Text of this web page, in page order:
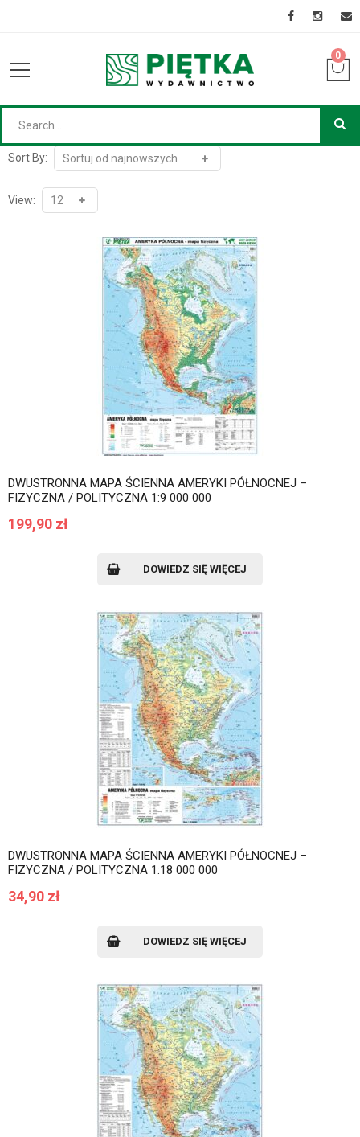
0
Sort By:
View:
DWUSTRONNA MAPA ŚCIENNA AMERYKI PÓŁNOCNEJ –
FIZYCZNA / POLITYCZNA 1:9 000 000
199,90 zł
DOWIEDZ SIĘ WIĘCEJ
DWUSTRONNA MAPA ŚCIENNA AMERYKI PÓŁNOCNEJ –
FIZYCZNA / POLITYCZNA 1:18 000 000
34,90 zł
DOWIEDZ SIĘ WIĘCEJ